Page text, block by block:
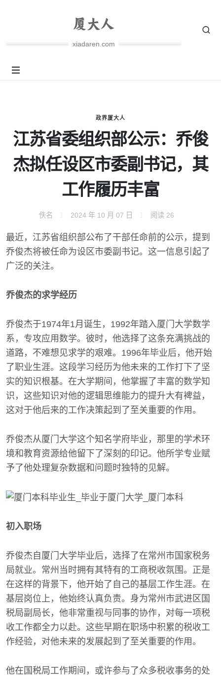
xiadaren.com
政界厦大人
江苏省委组织部公示：乔俊
杰拟任设区市委副书记，其
工作履历丰富
佚名 2024 年 10 月 07 日 阅读 26
最近，江苏省组织部公布了干部任命前的公示，提到
乔俊杰将被任命为设区市委副书记。这一信息引起了
广泛的关注。
乔俊杰的求学经历
乔俊杰于1974年1月诞生，1992年踏入厦门大学数学
系，专攻应用数学。彼时，他选择了这条充满挑战的
道路，不难想见求学的艰难。1996年毕业后，他开始
了职业生涯。这段学习经历为他未来的工作打下了坚
实的知识根基。在大学期间，他掌握了丰富的数学知
识，这些知识对他的逻辑思维能力的提升大有裨益，
这对于他后来的工作决策起到了至关重要的作用。
乔俊杰从厦门大学这个知名学府毕业，那里的学术环
境和教育资源给他留下了深刻的印记。他所学专业赋
予了他处理复杂数据和问题时独特的见解。
初入职场
乔俊杰自厦门大学毕业后，选择了在常州市国家税务
局就业。常州当时拥有其特有的工商税收氛围。正是
在这样的背景下，他开始了自己的基层工作生涯。在
基层岗位上，他始终认真负责。身为常州市武进区国
税局副局长，他非常重视与同事的协作，对每一项税
收工作都全力以赴。这些早期在职场中积累的税收工
作经验，对他未来的发展起到了至关重要的作用。
他在国税局工作期间，或许参与了众多税收事务的处